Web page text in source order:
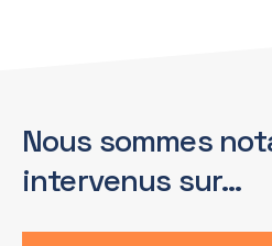
Nous sommes
intervenus sur…